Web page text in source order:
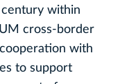
within
cross-border
with
to support